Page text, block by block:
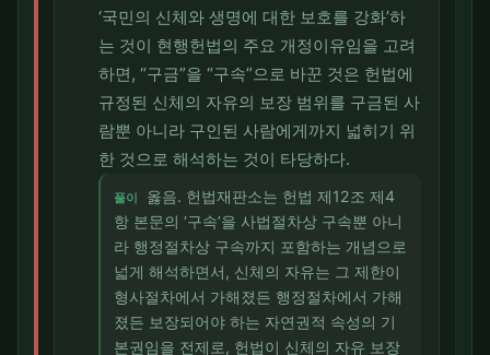
‘국민의 신체와 생명에 대한 보호를 강화’하
는 것이 현행헌법의 주요 개정이유임을 고려
하면, “구금”을 “구속”으로 바꾼 것은 헌법에
규정된 신체의 자유의 보장 범위를 구금된 사
람뿐 아니라 구인된 사람에게까지 넓히기 위
한 것으로 해석하는 것이 타당하다.
풀이
옳음. 헌법재판소는 헌법 제12조 제4
항 본문의 ‘구속’을 사법절차상 구속뿐 아니
라 행정절차상 구속까지 포함하는 개념으로
넓게 해석하면서, 신체의 자유는 그 제한이
형사절차에서 가해졌든 행정절차에서 가해
졌든 보장되어야 하는 자연권적 속성의 기
본권임을 전제로, 헌법이 신체의 자유 보장